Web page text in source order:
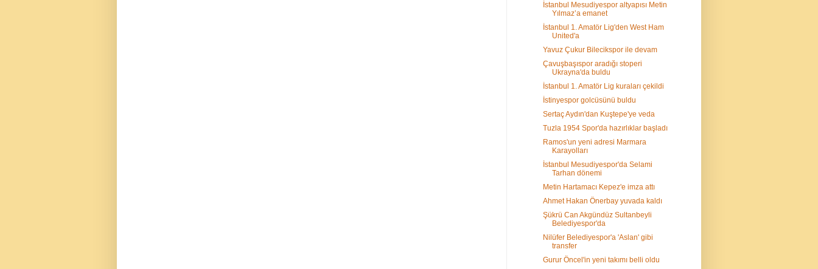
İstanbul Mesudiyespor altyapısı Metin
Yılmaz’a emanet
İstanbul 1. Amatör Lig'den West Ham
United'a
Yavuz Çukur Bilecikspor ile devam
Çavuşbaşıspor aradığı stoperi
Ukrayna'da buldu
İstanbul 1. Amatör Lig kuraları çekildi
İstinyespor golcüsünü buldu
Sertaç Aydın'dan Kuştepe'ye veda
Tuzla 1954 Spor'da hazırlıklar başladı
Ramos'un yeni adresi Marmara
Karayolları
İstanbul Mesudiyespor'da Selami
Tarhan dönemi
Metin Hartamacı Kepez'e imza attı
Ahmet Hakan Önerbay yuvada kaldı
Şükrü Can Akgündüz Sultanbeyli
Belediyespor'da
Nilüfer Belediyespor'a 'Aslan' gibi
transfer
Gurur Öncel'in yeni takımı belli oldu